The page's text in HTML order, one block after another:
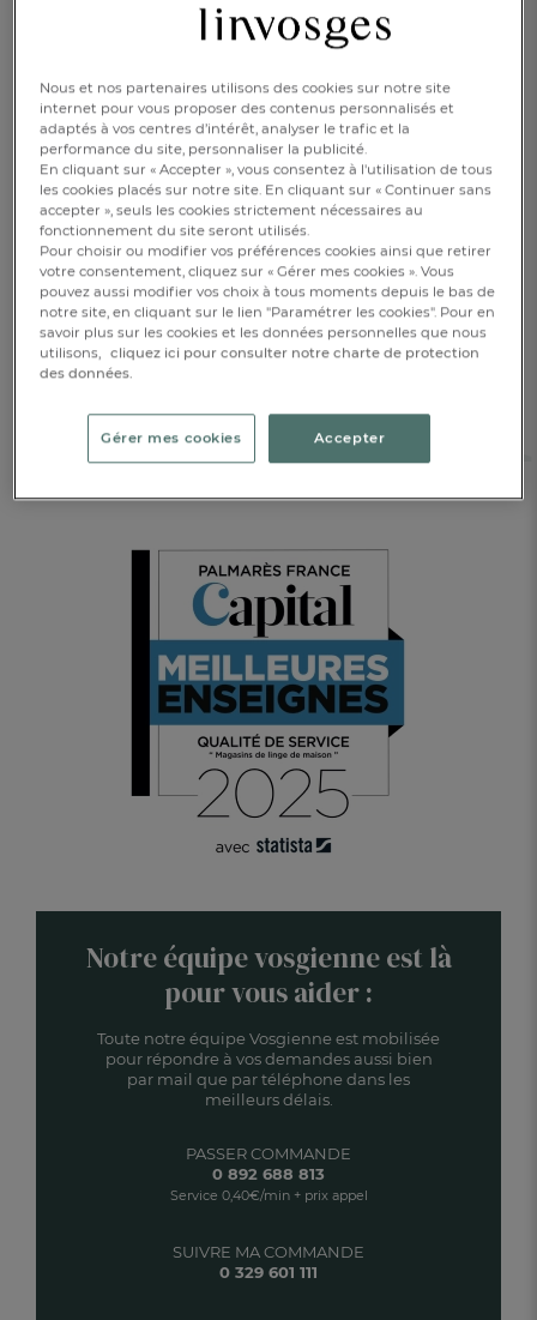
FR DE
AT
BE
Laine issue de l’animal du même nom, mammifère de la
famille des lamas. Très résistante, cette laine est chaude,
douce et brillante.
Application
En broderie, il s'agit d'un apport de tissu cousu sur un autre.
Armure
Tous les tissus sont définis par leur armure qui indique le
mode d’entrecroisement des fils de chaîne et des fils de
trame. Chaque type d’armure confère au tissu un aspect et
un toucher particulier. Par exemple : la toile, le sergé ou le
satin.
Antitache
Utilisé notamment pour le linge de table et les tissus
d’ameublement.
A
Notre équipe vosgienne est là
pour vous aider :
Toute notre équipe Vosgienne est mobilisée
pour répondre à vos demandes aussi bien
par mail que par téléphone dans les
meilleurs délais.
SUIVRE MA COMMANDE
0 329 601 111
PASSER COMMANDE
0 892 688 813
Service 0,40€/min + prix appel
Nous et nos partenaires utilisons des cookies sur notre site
internet pour vous proposer des contenus personnalisés et
adaptés à vos centres d’intérêt, analyser le trafic et la
performance du site, personnaliser la publicité.
En cliquant sur « Accepter », vous consentez à l'utilisation de tous
les cookies placés sur notre site. En cliquant sur « Continuer sans
accepter », seuls les cookies strictement nécessaires au
fonctionnement du site seront utilisés.
Pour choisir ou modifier vos préférences cookies ainsi que retirer
votre consentement, cliquez sur « Gérer mes cookies ». Vous
pouvez aussi modifier vos choix à tous moments depuis le bas de
notre site, en cliquant sur le lien "Paramétrer les cookies". Pour en
savoir plus sur les cookies et les données personnelles que nous
utilisons, cliquez ici pour consulter notre charte de protection
des données.
Gérer mes cookies Accepter